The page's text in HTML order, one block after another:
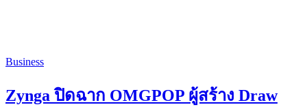
Business
Zynga ปิดฉาก OMGPOP ผู้สร้าง Draw